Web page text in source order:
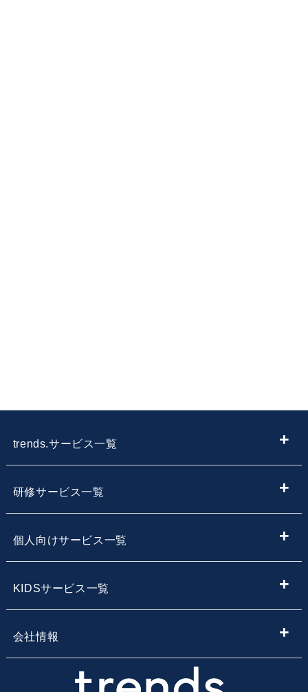
trends.サービス一覧
子供向けプログラミング教室を探す
地域・エリア名から子供向けプログラミングスクールを
研修サービス一覧
【企業向け】DX社員研修 - 法人向け人材育成
個人向けサービス一覧
エンジニア転職コース
KIDSサービス一覧
小学生・中学生のためのオンラインプログラミングスク
会社情報